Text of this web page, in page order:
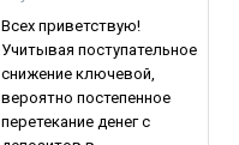
Всех приветствую!
Учитывая поступательное
снижение ключевой,
вероятно постепенное
перетекание денег с